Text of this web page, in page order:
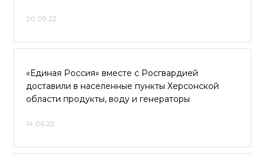
20.09.22
«Единая Россия» вместе с Росгвардией
доставили в населенные пункты Херсонской
области продукты, воду и генераторы
14.06.22